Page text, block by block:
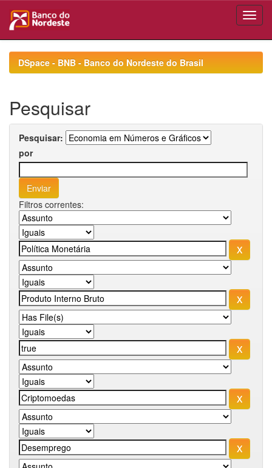
navigationDSpace - BNB - Banco do Nordeste do Brasil
Pesquisar
Pesquisar:
por
Filtros correntes: